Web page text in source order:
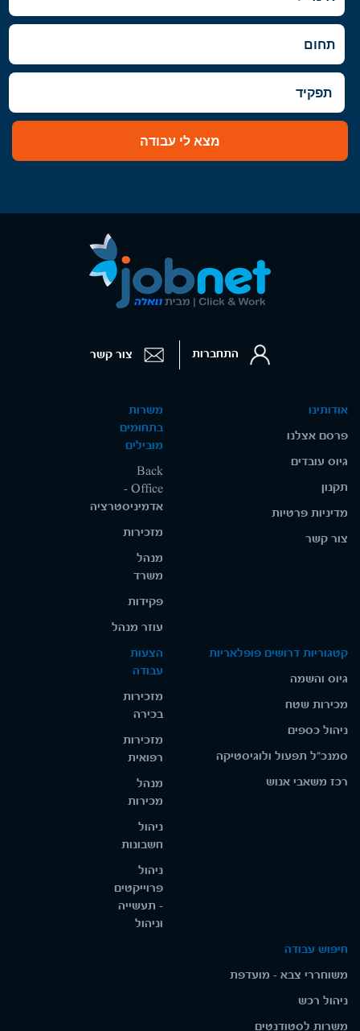
מצא לי עבודה
אודותינו
פרסם אצלנו
גיוס עובדים
תקנון
מדיניות פרטיות
צור קשר
משרות
בתחומים
מובילים
Back
Office -
אדמיניסטרציה
מזכירות
מנהל
משרד
פקידות
עוזר מנהל
קטגוריות דרושים פופלאריות
גיוס והשמה
מכירות שטח
ניהול כספים
סמנכ"ל תפעול ולוגיסטיקה
רכז משאבי אנוש
הצעות
עבודה
מזכירות
בכירה
מזכירות
רפואית
מנהל
מכירות
ניהול
חשבונות
ניהול
פרוייקטים
- תעשייה
וניהול
חיפוש עבודה
משוחררי צבא - מועדפת
ניהול רכש
משרות לסטודנטים